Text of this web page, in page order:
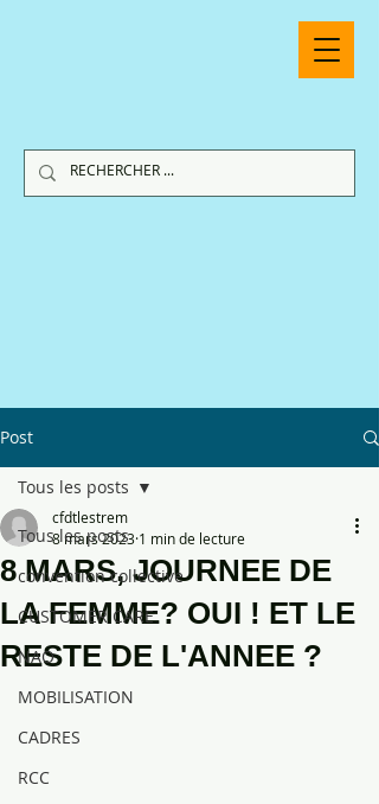
Post
Tous les posts
convention collective
CUSTOMER CARE
NAO
MOBILISATION
CADRES
RCC
Tous les posts
8 MARS, JOURNEE DE
LA FEMME? OUI ! ET LE
RESTE DE L'ANNEE ?
cfdtlestrem
8 mars 2023 1 min de lecture